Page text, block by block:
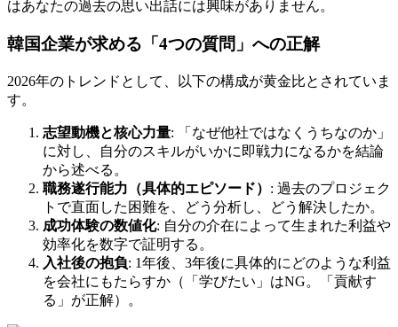
はあなたの過去の思い出話には興味がありません。
韓国企業が求める「4つの質問」への正解
2026年のトレンドとして、以下の構成が黄金比とされていま
す。
志望動機と核心力量: 「なぜ他社ではなくうちなのか」
に対し、自分のスキルがいかに即戦力になるかを結論
から述べる。
職務遂行能力（具体的エピソード） : 過去のプロジェク
トで直面した困難を、どう分析し、どう解決したか。
成功体験の数値化: 自分の介在によって生まれた利益や
効率化を数字で証明する。
入社後の抱負: 1年後、3年後に具体的にどのような利益
を会社にもたらすか（「学びたい」はNG。「貢献す
る」が正解）。